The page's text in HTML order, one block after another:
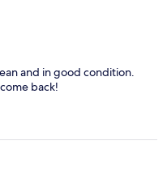
and in good condition.
back!